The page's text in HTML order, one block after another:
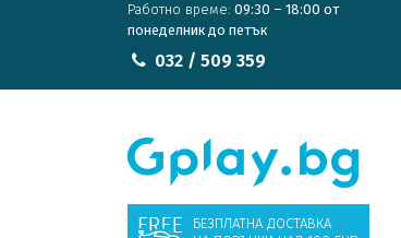
Работно време: 09:30 – 18:00 от
понеделник до петък
032 / 509 359
БЕЗПЛАТНА ДОСТАВКА